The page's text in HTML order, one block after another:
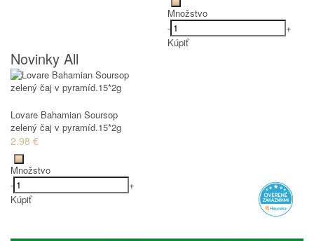
Množstvo
-
+
Kúpiť
Novinky All
Lovare Bahamian Soursop
zelený čaj v pyramíd.15*2g
2.98 €
Množstvo
-
+
Kúpiť